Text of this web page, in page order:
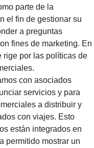
parte de la
el fin de gestionar su
a preguntas
fines de marketing. En
rige por las políticas de
con asociados
servicios y para
a distribuir y
con viajes. Esto
están integrados en
permitido mostrar un